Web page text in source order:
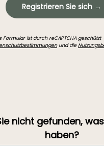
Registrieren Sie sich →
Formular ist durch reCAPTCHA geschützt
und die
nicht gefunden,
haben?